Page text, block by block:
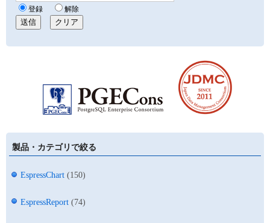
製品・カテゴリで絞る
EspressChart (150)
EspressReport (74)